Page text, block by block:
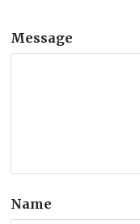
Message
Name